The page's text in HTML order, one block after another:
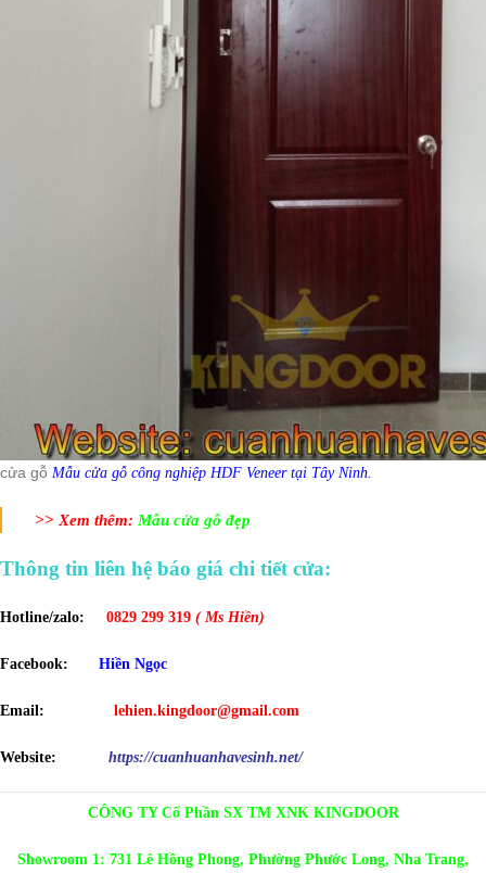
cửa gỗ Mẫu cửa gỗ công nghiệp HDF Veneer tại Tây Ninh.
>> Xem thêm: Mẫu cửa gỗ đẹp
Thông tin liên hệ báo giá chi tiết cửa:
Hotline/zalo: 0829 299 319 ( Ms Hiền)
Facebook: Hiền Ngọc
Email: lehien.kingdoor@gmail.com
Website: https://cuanhuanhavesinh.net/
CÔNG TY Cổ Phần SX TM XNK KINGDOOR
Showroom 1: 731 Lê Hồng Phong, Phường Phước Long, Nha Trang,